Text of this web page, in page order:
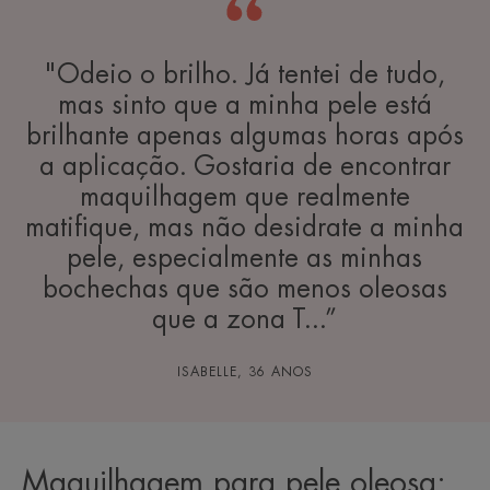
"Odeio o brilho. Já tentei de tudo,
mas sinto que a minha pele está
brilhante apenas algumas horas após
a aplicação. Gostaria de encontrar
maquilhagem que realmente
matifique, mas não desidrate a minha
pele, especialmente as minhas
bochechas que são menos oleosas
que a zona T...”
ISABELLE, 36 ANOS
Maquilhagem para pele oleosa: